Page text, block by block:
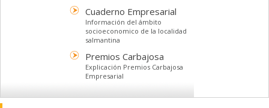
Cuaderno Empresarial
Información del ámbito
socioeconomico de la localidad
salmantina
Premios Carbajosa
Explicación Premios Carbajosa
Empresarial